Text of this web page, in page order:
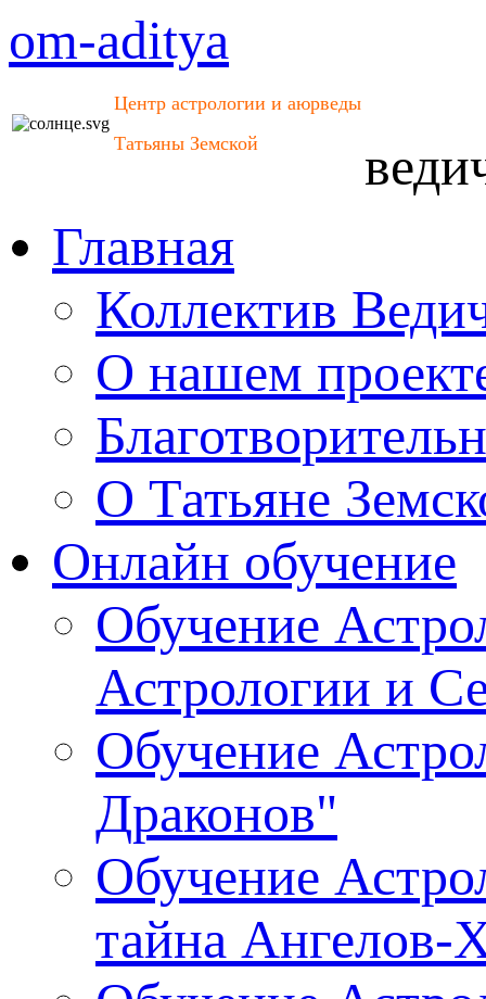
om-aditya
Центр астрологии и аюрведы
Татьяны Земской
Главная
Коллектив
О нашем
О Татьяне
Онлайн обучение
Обучение
Астрологии и
Обучение
Драконов"
Обучение
тайна Ангелов-